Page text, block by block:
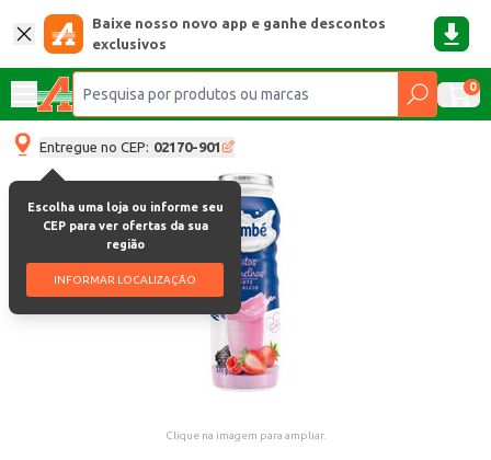
Baixe nosso novo app e ganhe descontos
exclusivos
0
Entregue no CEP: 02170-901
Escolha uma loja ou informe seu
CEP para ver ofertas da sua
região
INFORMAR LOCALIZAÇÃO
Clique na imagem para ampliar.